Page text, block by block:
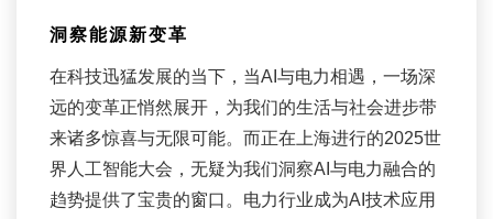
洞察能源新变革
在科技迅猛发展的当下，当AI与电力相遇，一场深
远的变革正悄然展开，为我们的生活与社会进步带
来诸多惊喜与无限可能。而正在上海进行的2025世
界人工智能大会，无疑为我们洞察AI与电力融合的
趋势提供了宝贵的窗口。电力行业成为AI技术应用